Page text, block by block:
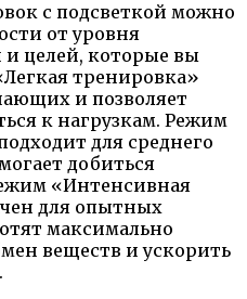
с подсветкой можно
от уровня
целей, которые вы
тренировка»
и позволяет
к нагрузкам. Режим
для среднего
добиться
«Интенсивная
для опытных
максимально
веществ и ускорить